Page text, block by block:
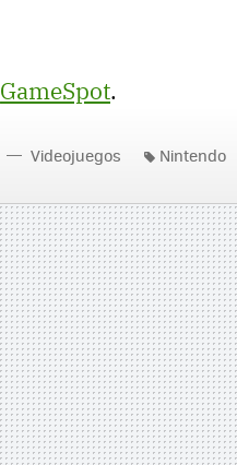
GameSpot.
Videojuegos Nintendo